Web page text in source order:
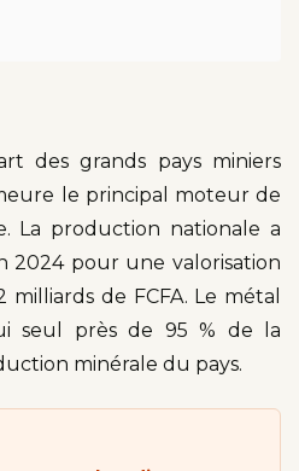
des grands pays miniers
le principal moteur de
La production nationale a
2024 pour une valorisation
milliards de FCFA. Le métal
seul près de 95 % de la
minérale du pays.